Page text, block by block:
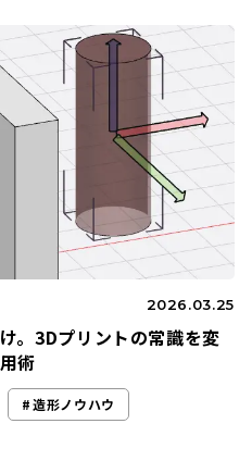
2026.03.25
。3Dプリントの常識を変
術
造形ノウハウ